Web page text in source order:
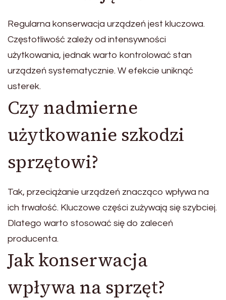
Regularna konserwacja urządzeń jest kluczowa.
Częstotliwość zależy od intensywności
użytkowania, jednak warto kontrolować stan
urządzeń systematycznie. W efekcie uniknąć
usterek.
Czy nadmierne
użytkowanie szkodzi
sprzętowi?
Tak, przeciążanie urządzeń znacząco wpływa na
ich trwałość. Kluczowe części zużywają się szybciej.
Dlatego warto stosować się do zaleceń
producenta.
Jak konserwacja
wpływa na sprzęt?